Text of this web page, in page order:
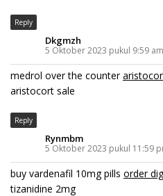
Reply
Dkgmzh
5 Oktober 2023 pukul 9:59 am
medrol over the counter
aristocort sale
Reply
Rynmbm
5 Oktober 2023 pukul 11:59
buy vardenafil 10mg pills order
tizanidine 2mg